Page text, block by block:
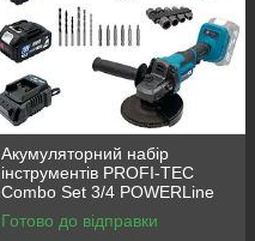
Акумуляторний набір
інструментів PROFI-TEC
Combo Set 3/4 POWERLine
(DHP485BL, PGA202BL,
DTW800BL) (2×PT2040MP
Готово до відправки